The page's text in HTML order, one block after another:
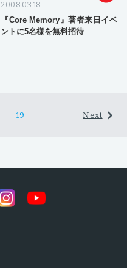
2008.03.18
『Core Memory』著者来日イベ
ントに5名様を無料招待
19 Next